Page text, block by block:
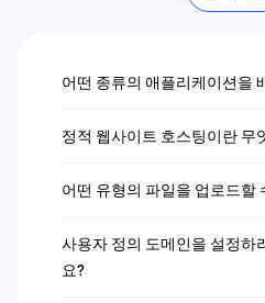
어떤 종류의 애플리케이션을
정적 웹사이트 호스팅이란 무
어떤 유형의 파일을 업로드할
사용자 정의 도메인을 설정하
요?